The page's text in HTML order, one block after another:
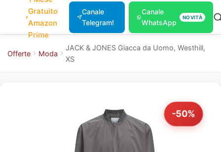
Gratuito
Amazon
Prime
Canale
Telegram!
Canale
WhatsApp
NOVITÀ
Offerte Moda
JACK & JONES Giacca da Uomo, Westhill,
XS
-50%